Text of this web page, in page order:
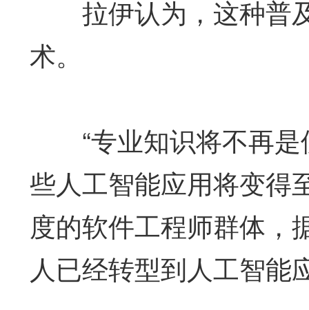
拉伊认为，这种普
术。
“专业知识将不再是
些人工智能应用将变得
度的软件工程师群体，
人已经转型到人工智能